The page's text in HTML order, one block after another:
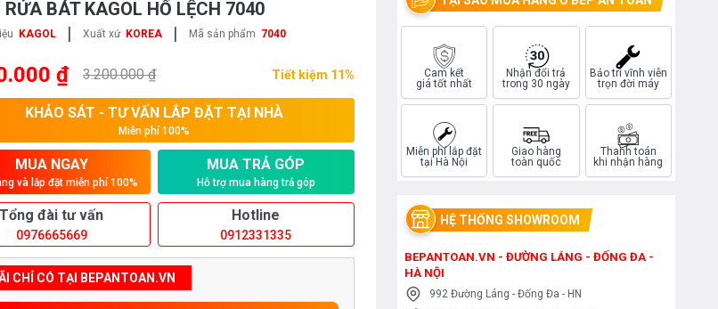
RỬA BÁT KAGOL HỐ LỆCH 7040
KAGOL | Xuất xứ KOREA | Mã sản phẩm 7040
₫ 3.200.000 ₫ Tiết kiệm 11%
KHẢO SÁT - TƯ VẤN LẮP ĐẶT TẠI NHÀ
Miễn phí 100%
MUA NGAY
và lắp đặt miễn phí 100%
MUA TRẢ GÓP
Hỗ trợ mua hàng trả góp
Tổng đài tư vấn
0976665669
Hotline
0912331335
CHỈ CÓ TẠI BEPANTOAN.VN
Cam kết
giá tốt nhất
Nhận đổi trả
trong 30 ngày
Bảo trì vĩnh viễn
trọn đời máy
Miễn phí lắp đặt
tại Hà Nội
Giao hàng
toàn quốc
Thanh toán
khi nhận hàng
HỆ THỐNG SHOWROOM
BEPANTOAN.VN - ĐƯỜNG LÁNG - ĐỐNG ĐA -
HÀ NỘI
992 Đường Láng - Đống Đa - HN